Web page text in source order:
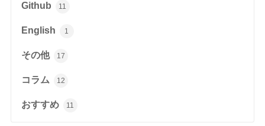
Github 11
English 1
その他 17
コラム 12
おすすめ 11